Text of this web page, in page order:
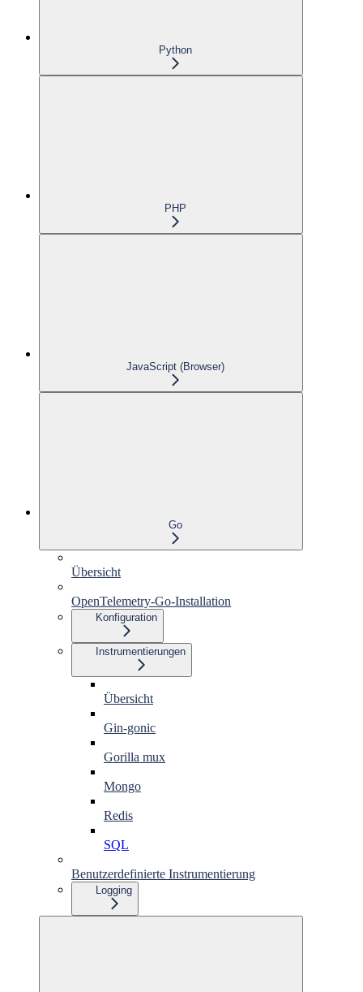
Python
PHP
JavaScript (Browser)
Go
Übersicht
OpenTelemetry-Go-Installation
Konfiguration
Instrumentierungen
Übersicht
Gin-gonic
Gorilla mux
Mongo
Redis
SQL
Benutzerdefinierte Instrumentierung
Logging